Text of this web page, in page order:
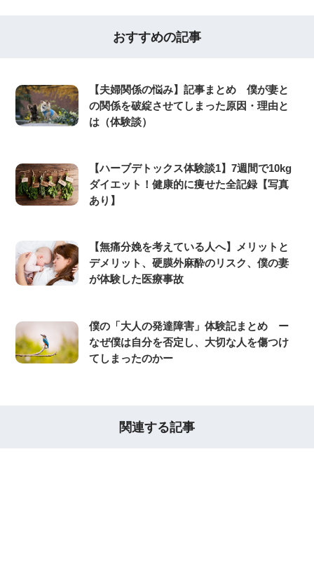
おすすめの記事
【夫婦関係の悩み】記事まとめ 僕が妻と
の関係を破綻させてしまった原因・理由と
は（体験談）
【ハーブデトックス体験談1】7週間で10kg
ダイエット！健康的に痩せた全記録【写真
あり】
【無痛分娩を考えている人へ】メリットと
デメリット、硬膜外麻酔のリスク、僕の妻
が体験した医療事故
僕の「大人の発達障害」体験記まとめ ー
なぜ僕は自分を否定し、大切な人を傷つけ
てしまったのかー
関連する記事